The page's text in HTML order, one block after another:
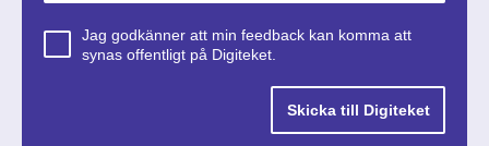
Jag godkänner att min feedback kan komma att
synas offentligt på Digiteket.